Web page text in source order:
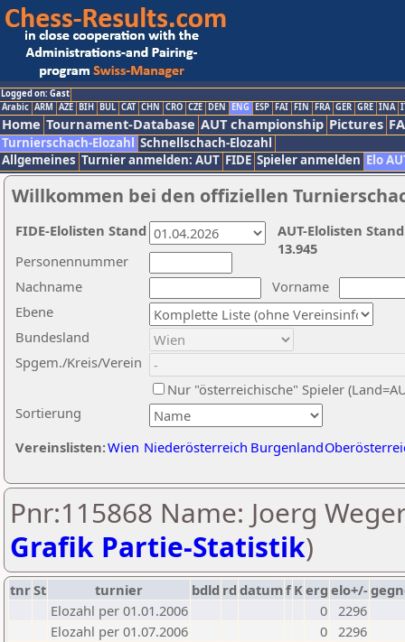
Logged on: Gast
Arabic ARM AZE BIH BUL CAT CHN CRO CZE DEN ENG ESP FAI FIN FRA GER GRE INA
Home Tournament-Database AUT championship Pictures
Turnierschach-Elozahl Schnellschach-Elozahl
Allgemeines Turnier anmelden: AUT FIDE Spieler anmelden Elo
Willkommen bei den offiziellen
Nachname
Vorname
Ebene
Sortierung
Personennummer
Bundesland
Spgem./Kreis/Verein
Nur "österreichische" Spieler
Vereinslisten:Wien Niederösterreich Burgenland
AUT-Elolisten
13.945
FIDE-Elolisten Stand
Pnr:115868 Name: Joerg
Grafik Partie-Statistik)
tnrSt turnier bdld rd datumf Kerg elo+/-
Elozahl per 01.01.2006
0 2296
Elozahl per 01.07.2006
0 2296